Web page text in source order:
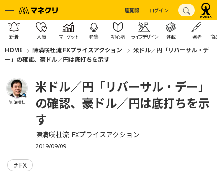
口座開設 ログイン
新着 人気 マーケット 特集 初心者 ライフデザイン 連載 著者 商
HOME 陳満咲杜流 FXプライスアクション
米ドル／円「リバーサル・デ
ー」の確認、豪ドル／円は底打ちを示す
陳 満咲杜
米ドル／円「リバーサル・デー」
の確認、豪ドル／円は底打ちを示
す
陳満咲杜流 FXプライスアクション
2019/09/09
FX